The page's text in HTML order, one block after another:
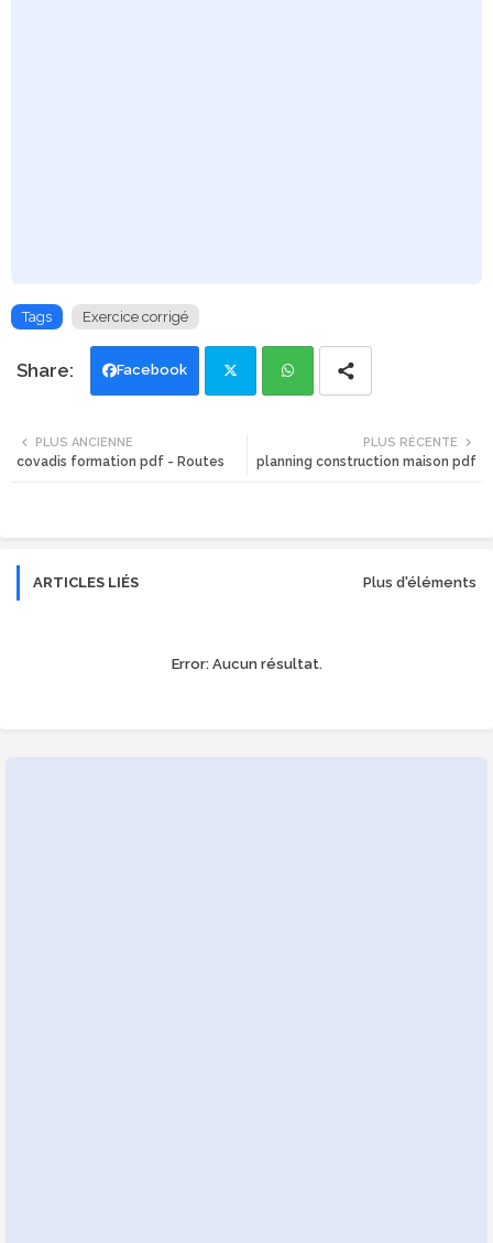
Tags Exercice corrigé
Facebook
tte ats
PLUS RÉCENTE
planning construction maison pdf
PLUS ANCIENNE
covadis formation pdf - Routes
ARTICLES LIÉS Plus d'éléments
Error:Aucun résultat.